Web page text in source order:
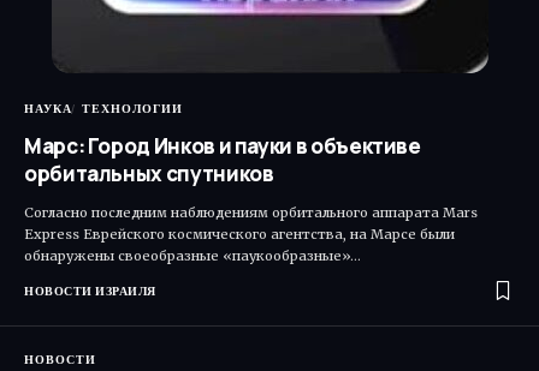
НАУКА ТЕХНОЛОГИИ
Марс: Город Инков и пауки в объективе
орбитальных спутников
Согласно последним наблюдениям орбитального аппарата Mars
Express Еврейского космического агентства, на Марсе были
обнаружены своеобразные «паукообразные»…
НОВОСТИ ИЗРАИЛЯ
НОВОСТИ